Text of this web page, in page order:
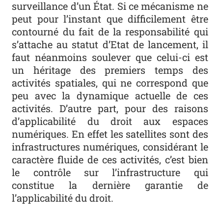
surveillance d’un État. Si ce mécanisme ne
peut pour l’instant que difficilement être
contourné du fait de la responsabilité qui
s’attache au statut d’Etat de lancement, il
faut néanmoins soulever que celui-ci est
un héritage des premiers temps des
activités spatiales, qui ne correspond que
peu avec la dynamique actuelle de ces
activités. D’autre part, pour des raisons
d’applicabilité du droit aux espaces
numériques. En effet les satellites sont des
infrastructures numériques, considérant le
caractère fluide de ces activités, c’est bien
le contrôle sur l’infrastructure qui
constitue la dernière garantie de
l’applicabilité du droit.